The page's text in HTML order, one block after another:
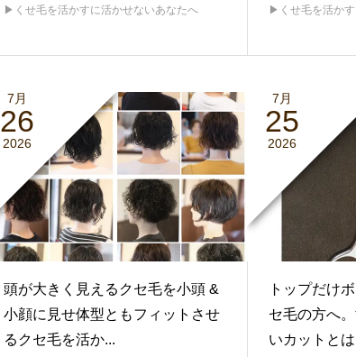
▶︎くせ毛を活かすに活かせないあなたへ ▶︎くせ毛を活か
7月
26
2026
頭が大きく見えるクセ毛を小頭 &
小顔に見せ体型ともフィットさせ
るクセ毛を活か...
7月
25
2026
トップだけ
セ毛の方へ
いカットとは